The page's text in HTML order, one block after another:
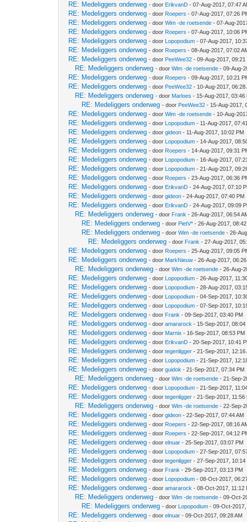
RE: Medeliggers onderweg - door ErikvanD - 07-Aug-2017, 07:47
RE: Medeliggers onderweg - door Roepers - 07-Aug-2017, 07:26
RE: Medeliggers onderweg - doorWim -de roetsende - 07-Aug-
RE: Medeliggers onderweg - door Roepers - 07-Aug-2017, 10:06
RE: Medeliggers onderweg - door Lopopodium - 07-Aug-2017,
RE: Medeliggers onderweg - door Roepers - 08-Aug-2017, 07:02
RE: Medeliggers onderweg - door PeeWee32 - 09-Aug-2017, 09:21
RE: Medeliggers onderweg - doorWim -de roetsende - 09-Aug-
RE: Medeliggers onderweg - door Roepers - 09-Aug-2017, 10:21
RE: Medeliggers onderweg - door PeeWee32 - 10-Aug-2017, 06:28
RE: Medeliggers onderweg - door Marloes - 15-Aug-2017, 03:46
RE: Medeliggers onderweg - door PeeWee32 - 15-Aug-2017,
RE: Medeliggers onderweg - doorWim -de roetsende - 10-Aug-
RE: Medeliggers onderweg - door Lopopodium - 11-Aug-2017,
RE: Medeliggers onderweg - doorgideon - 11-Aug-2017, 10:02 PM
RE: Medeliggers onderweg - door Lopopodium - 14-Aug-2017,
RE: Medeliggers onderweg - door Roepers - 14-Aug-2017, 09:31
RE: Medeliggers onderweg - door Lopopodium - 16-Aug-2017,
RE: Medeliggers onderweg - door Lopopodium - 21-Aug-2017,
RE: Medeliggers onderweg - door Roepers - 23-Aug-2017, 06:36
RE: Medeliggers onderweg - door ErikvanD - 24-Aug-2017, 07:10
RE: Medeliggers onderweg - doorgideon - 24-Aug-2017, 07:40 PM
RE: Medeliggers onderweg - door ErikvanD - 24-Aug-2017, 09:09
RE: Medeliggers onderweg - door Frank - 26-Aug-2017, 06:54
RE: Medeliggers onderweg - door PietV* - 26-Aug-2017, 08:42
RE: Medeliggers onderweg - doorWim -de roetsende - 26-
RE: Medeliggers onderweg - door Frank - 27-Aug-2017,
RE: Medeliggers onderweg - door Roepers - 25-Aug-2017, 09:05
RE: Medeliggers onderweg - door MarkNieuw - 26-Aug-2017,
RE: Medeliggers onderweg - doorWim -de roetsende - 26-Aug-
RE: Medeliggers onderweg - door Lopopodium - 26-Aug-2017,
RE: Medeliggers onderweg - door Lopopodium - 28-Aug-2017,
RE: Medeliggers onderweg - door Lopopodium - 04-Sep-2017,
RE: Medeliggers onderweg - door Lopopodium - 07-Sep-2017,
RE: Medeliggers onderweg - door Frank - 09-Sep-2017, 03:40 PM
RE: Medeliggers onderweg - dooramararock - 15-Sep-2017, 08:04
RE: Medeliggers onderweg - door Marnix - 16-Sep-2017, 08:53 PM
RE: Medeliggers onderweg - door ErikvanD - 20-Sep-2017, 10:41
RE: Medeliggers onderweg - doortegenligger - 21-Sep-2017, 12:16
RE: Medeliggers onderweg - door Lopopodium - 21-Sep-2017,
RE: Medeliggers onderweg - doorguidok - 21-Sep-2017, 07:34 PM
RE: Medeliggers onderweg - doorWim -de roetsende - 21-Sep-
RE: Medeliggers onderweg - door Lopopodium - 21-Sep-2017,
RE: Medeliggers onderweg - doortegenligger - 21-Sep-2017, 11:56
RE: Medeliggers onderweg - doorWim -de roetsende - 22-Sep-
RE: Medeliggers onderweg - doorgideon - 22-Sep-2017, 07:44 AM
RE: Medeliggers onderweg - door Roepers - 22-Sep-2017, 08:16
RE: Medeliggers onderweg - door Roepers - 22-Sep-2017, 04:12
RE: Medeliggers onderweg - doorelnuar - 25-Sep-2017, 03:07 PM
RE: Medeliggers onderweg - door Lopopodium - 27-Sep-2017,
RE: Medeliggers onderweg - doortegenligger - 27-Sep-2017, 10:14
RE: Medeliggers onderweg - door Frank - 29-Sep-2017, 03:13 PM
RE: Medeliggers onderweg - door Lopopodium - 08-Oct-2017,
RE: Medeliggers onderweg - dooramararock - 08-Oct-2017, 11:12
RE: Medeliggers onderweg - doorWim -de roetsende - 09-Oct-
RE: Medeliggers onderweg - door Lopopodium - 09-Oct-2017,
RE: Medeliggers onderweg - doorelnuar - 09-Oct-2017, 09:28 AM